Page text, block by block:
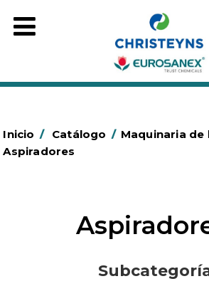
Inicio / Catálogo / Maquinaria de
Aspiradores